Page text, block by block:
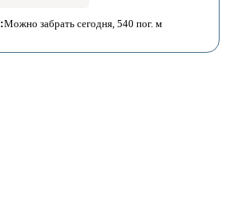
Можно забрать сегодня, 540 пог. м